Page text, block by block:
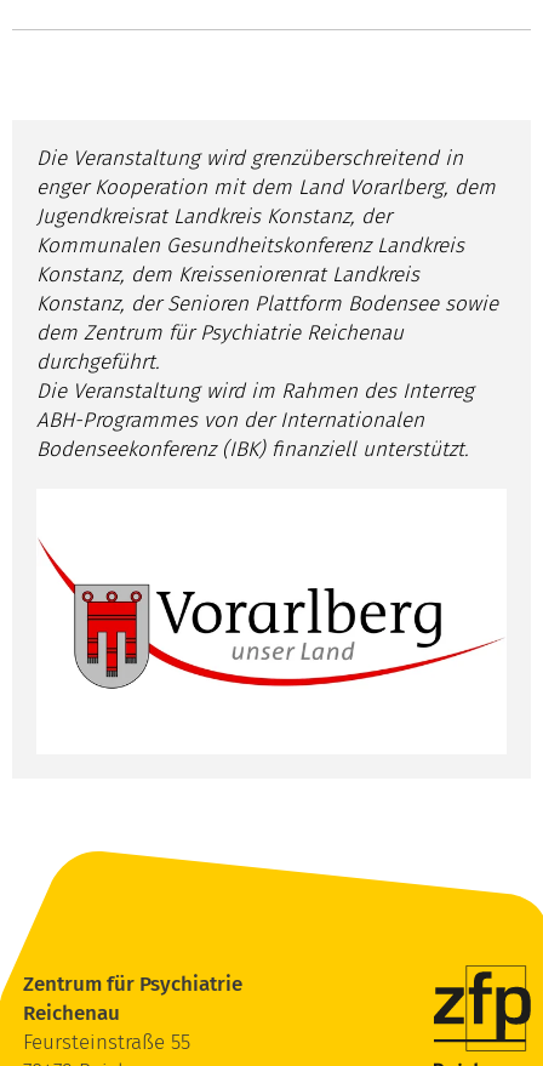
Die Veranstaltung wird grenzüberschreitend in
enger Kooperation mit dem Land Vorarlberg, dem
Jugendkreisrat Landkreis Konstanz, der
Kommunalen Gesundheitskonferenz Landkreis
Konstanz, dem Kreisseniorenrat Landkreis
Konstanz, der Senioren Plattform Bodensee sowie
dem Zentrum für Psychiatrie Reichenau
durchgeführt.
Die Veranstaltung wird im Rahmen des Interreg
ABH-Programmes von der Internationalen
Bodenseekonferenz (IBK) finanziell unterstützt.
Zentrum für Psychiatrie
Reichenau
Feursteinstraße 55